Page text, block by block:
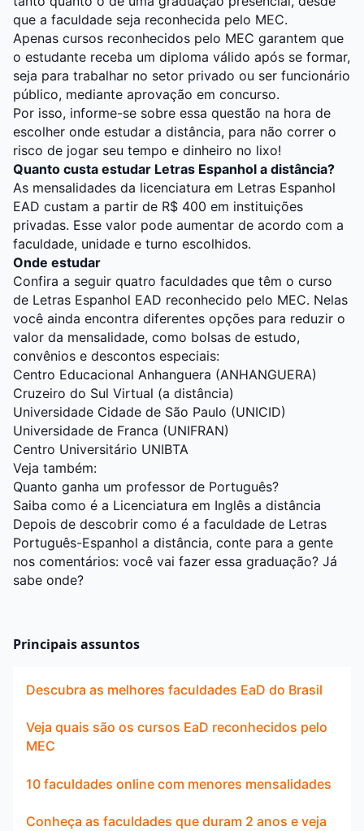
que a faculdade seja reconhecida pelo MEC.
Apenas cursos reconhecidos pelo MEC garantem que
o estudante receba um diploma válido após se formar,
seja para trabalhar no setor privado ou ser funcionário
público, mediante aprovação em concurso.
Por isso, informe-se sobre essa questão na hora de
escolher onde estudar a distância, para não correr o
risco de jogar seu tempo e dinheiro no lixo!
Quanto custa estudar Letras Espanhol a distância?
As mensalidades da licenciatura em Letras Espanhol
EAD custam a partir de R$ 400 em instituições
privadas. Esse valor pode aumentar de acordo com a
faculdade, unidade e turno escolhidos.
Onde estudar
Confira a seguir quatro faculdades que têm o curso
de Letras Espanhol EAD reconhecido pelo MEC. Nelas
você ainda encontra diferentes opções para reduzir o
valor da mensalidade, como bolsas de estudo,
convênios e descontos especiais:
Centro Educacional Anhanguera (ANHANGUERA)
Cruzeiro do Sul Virtual (a distância)
Universidade Cidade de São Paulo (UNICID)
Universidade de Franca (UNIFRAN)
Centro Universitário UNIBTA
Veja também:
Quanto ganha um professor de Português?
Saiba como é a Licenciatura em Inglês a distância
Depois de descobrir como é a faculdade de Letras
Português-Espanhol a distância, conte para a gente
nos comentários: você vai fazer essa graduação? Já
sabe onde?
Principais assuntos
Descubra as melhores faculdades EaD do Brasil
Veja quais são os cursos EaD reconhecidos pelo
MEC
10 faculdades online com menores mensalidades
Conheça as faculdades que duram 2 anos e veja